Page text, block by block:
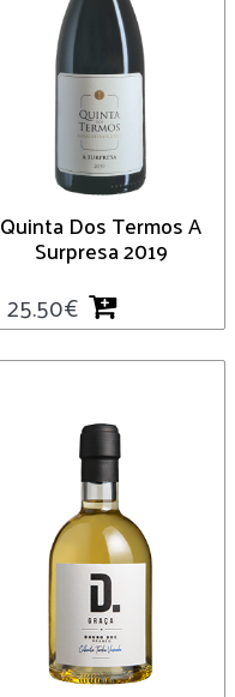
Quinta Dos Termos A
Surpresa 2019
25.50€